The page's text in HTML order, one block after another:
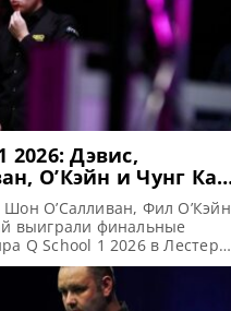
2026: Дэвис,
О’Кэйн и Чунг Ка
двухлетние тур-
О’Салливан, Фил О’Кэйн
выиграли финальные
Q School 1 2026 в Лестере
тур-карты,
Четыре игрока — Лиам
Шон О’Салливан и